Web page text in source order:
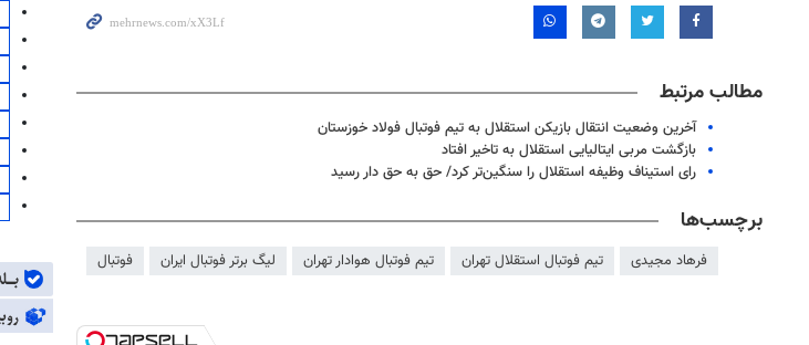
مطالب مرتبط
آخرین وضعیت انتقال بازیکن استقلال به تیم فوتبال فولاد خوزستان
بازگشت مربی ایتالیایی استقلال به تاخیر افتاد
رای استیناف وظیفه استقلال را سنگین‌تر کرد/ حق به حق دار رسید
برچسب‌ها
فرهاد مجیدی تیم فوتبال استقلال تهران تیم فوتبال هوادار تهران لیگ برتر فوتبال ایران فوتبال